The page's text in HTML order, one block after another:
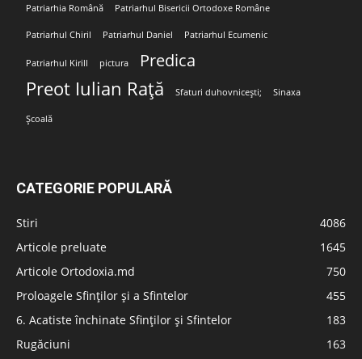
Patriarhia Română Patriarhul Bisericii Ortodoxe Române
Patriarhul Chiril Patriarhul Daniel Patriarhul Ecumenic
Patriarhul Kirill pictura Predica
Preot Iulian Rață Sfaturi duhovnicești; Sinaxa
Școală
CATEGORIE POPULARĂ
Stiri
4086
Articole preluate
1645
Articole Ortodoxia.md
750
Proloagele Sfinților și a Sfintelor
455
6. Acatiste închinate Sfinților și Sfintelor
183
Rugăciuni
163